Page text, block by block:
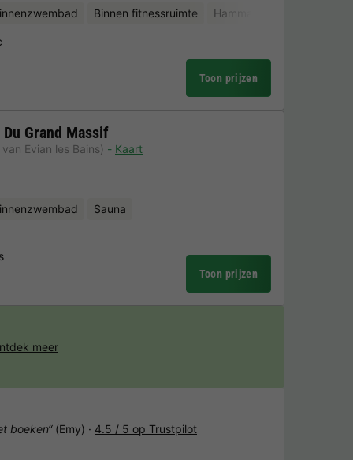
Binnen fitnessruimte Hammam
Toon prijzen
Grand Massif
Evian les Bains) Kaart
Sauna
Toon prijzen
meer
boeken“(Emy) · 4.5 / 5 op Trustpilot